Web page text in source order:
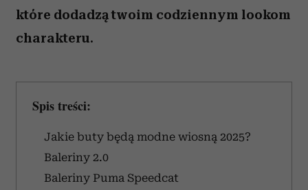
które dodadzą twoim codziennym lookom
charakteru.
Spis treści:
Jakie buty będą modne wiosną 2025?
Baleriny 2.0
Baleriny Puma Speedcat